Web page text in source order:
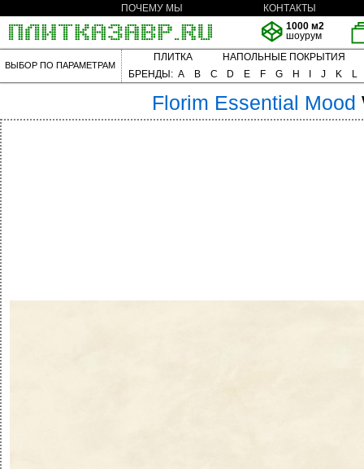
ПОЧЕМУ МЫ
КОНТАКТЫ
1000 м2
шоурум
ВЫБОР ПО ПАРАМЕТРАМ
ПЛИТКА
НАПОЛЬНЫЕ ПОКРЫТИЯ
БРЕНДЫ: A B C D E F G H J K L
Florim Essential Mood